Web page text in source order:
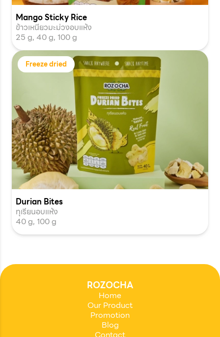
Mango Sticky Rice
ข้าวเหนียวมะม่วงอบแห้ง
25 g, 40 g, 100 g
Freeze dried
Durian Bites
ทุเรียนอบแห้ง
40 g, 100 g
ROZOCHA
Home
Our Product
Promotion
Blog